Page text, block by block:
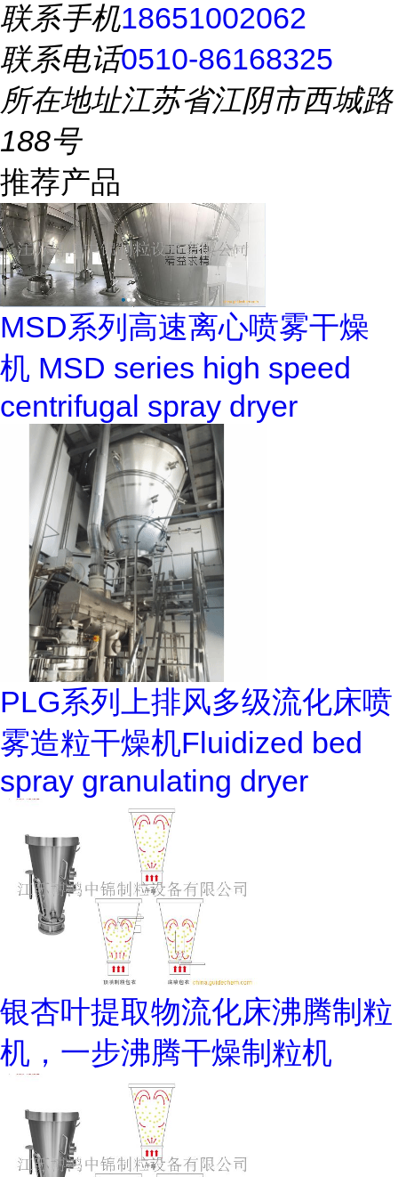
联系手机18651002062
联系电话0510-86168325
所在地址江苏省江阴市西城路
188号
推荐产品
MSD系列高速离心喷雾干燥
机 MSD series high speed
centrifugal spray dryer
PLG系列上排风多级流化床喷
雾造粒干燥机Fluidized bed
spray granulating dryer
银杏叶提取物流化床沸腾制粒
机，一步沸腾干燥制粒机